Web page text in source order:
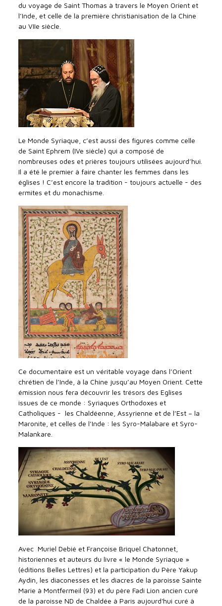
du voyage de Saint Thomas à travers le Moyen Orient et
l’Inde, et celle de la première christianisation de la Chine
au VIIe siècle.
Le Monde Syriaque, c’est aussi des figures comme celle
de Saint Ephrem (IVe siècle) qui a composé de
nombreuses odes et prières toujours utilisées aujourd’hui.
Il a été le premier à faire chanter les femmes dans les
églises ! C’est encore la tradition - toujours actuelle - des
ermites et du monachisme.
Ce documentaire est un véritable voyage dans l’Orient
chrétien de l’Inde, à la Chine jusqu’au Moyen Orient. Cette
émission nous fera découvrir les trésors des Eglises
issues de ce monde : Syriaques Orthodoxes et
Catholiques - les Chaldéenne, Assyrienne et de l’Est – la
Maronite, et celles de l’Inde : les Syro-Malabare et Syro-
Malankare.
Avec Muriel Debié et Françoise Briquel Chatonnet,
historiennes et auteurs du livre « le Monde Syriaque »
(éditions Belles Lettres) et la participation du Père Yakup
Aydin, les diaconesses et les diacres de la paroisse Sainte
Marie à Montfermeil (93) et du père Fadi Lion ancien curé
de la paroisse ND de Chaldée à Paris aujourd'hui curé à